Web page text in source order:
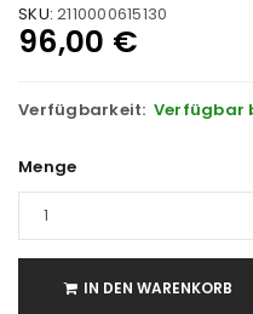
SKU: 2110000615130
96,00 €
Verfügbarkeit: Verfügbar
Menge
IN DEN WARENKORB